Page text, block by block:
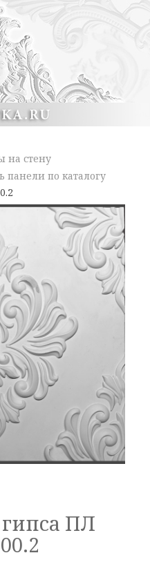
на стену
панели по каталогу
ПЛ